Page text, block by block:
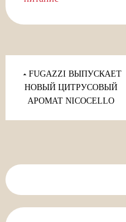
Навигация
позаписям
FUGAZZI ВЫПУСКАЕТ
НОВЫЙ ЦИТРУСОВЫЙ
АРОМАТ NICOCELLO